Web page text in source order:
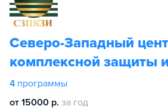
Северо-Западный
комплексной защиты
4 программы
от 15000 р. за год